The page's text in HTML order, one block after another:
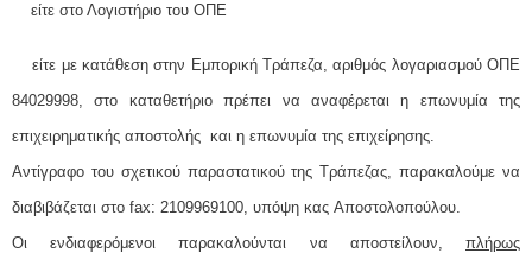
είτε στο Λογιστήριο του ΟΠΕ
είτε με κατάθεση στην Εμπορική Τράπεζα, αριθμός λογαριασμού ΟΠΕ
84029998, στο καταθετήριο πρέπει να αναφέρεται η επωνυμία της
επιχειρηματικής αποστολής και η επωνυμία της επιχείρησης.
Αντίγραφο του σχετικού παραστατικού της Τράπεζας, παρακαλούμε να
διαβιβάζεται στο fax: 2109969100, υπόψη κας Aποστολοπούλου.
Oι ενδιαφερόμενοι παρακαλούνται να αποστείλουν, πλήρως